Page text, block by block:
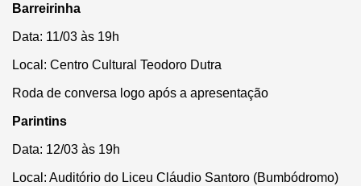
Barreirinha
Data: 11/03 às 19h
Local: Centro Cultural Teodoro Dutra
Roda de conversa logo após a apresentação
Parintins
Data: 12/03 às 19h
Local: Auditório do Liceu Cláudio Santoro (Bumbódromo)